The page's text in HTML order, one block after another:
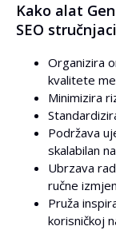
Kako alat
SEO
Organizira
kvalitete
Minimizira
Podržava
skalabilan
Ubrzava
ručne
Pruža
korisničkoj